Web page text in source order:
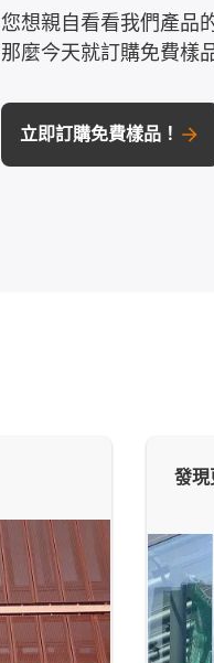
您想親自看看我們產品
那麼今天就訂購免費樣
立即訂購免費樣品！
發現